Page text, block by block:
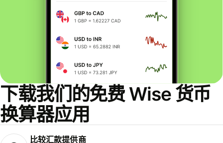
下载我们的免费 Wise 货币
换算器应用
比较汇款提供商